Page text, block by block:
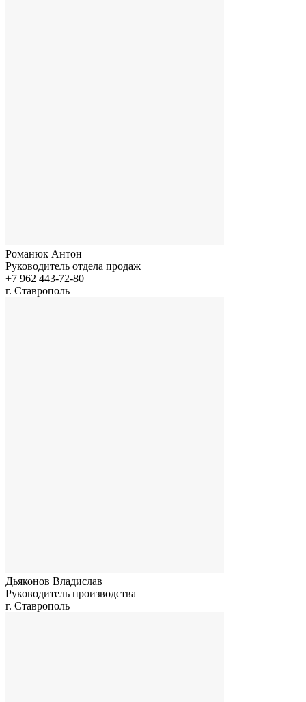
Романюк Антон
Руководитель отдела продаж
+7 962 443-72-80
г. Ставрополь
Дьяконов Владислав
Руководитель производства
г. Ставрополь